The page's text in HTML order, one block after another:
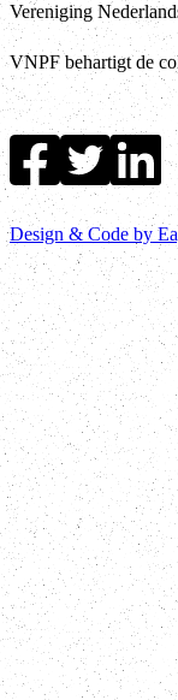
Vereniging
VNPF behartigt de
Design & Code by